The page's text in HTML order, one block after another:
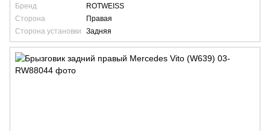
Бренд
ROTWEISS
Сторона
Правая
Сторона установки
Задняя